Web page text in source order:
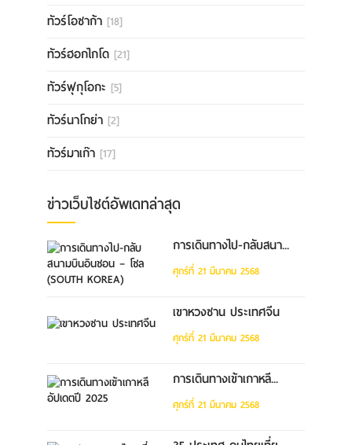
ทัวร์โอซาก้า [18]
ทัวร์ฮอกไกโด [21]
ทัวร์ฟุกุโอกะ [5]
ทัวร์นาโกย่า [2]
ทัวร์มาเก๊า [17]
ข่าวเว็บไซต์อัพเดทล่าสุด
การเดินทางไป-กลับสนา...
ศุกร์ที่ 21 มีนาคม 2568
เขาหวงซาน ประเทศจีน
ศุกร์ที่ 21 มีนาคม 2568
การเดินทางเข้าเกาหลี...
ศุกร์ที่ 21 มีนาคม 2568